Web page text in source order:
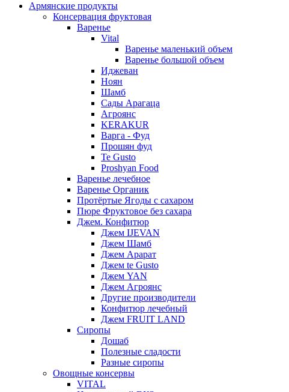
Армянские продукты
Консервация фруктовая
Варенье
Vital
Варенье маленький объем
Варенье большой объем
Иджеван
Ноян
Шамб
Сады Арагаца
Агроянс
KERAKUR
Варга - Фуд
Прошян фуд
Te Gusto
Proshyan Food
Варенье лечебное
Варенье Органик
Протёртые Ягоды с сахаром
Пюре Фруктовое без сахара
Джем. Конфитюр
Джем IJEVAN
Джем Шамб
Джем Арарат
Джем te Gusto
Джем YAN
Джем Агроянс
Другие производители
Конфитюр лечебный
Джем FRUIT LAND
Сиропы
Дошаб
Полезные сладости
Разные сиропы
Овощные консервы
VITAL